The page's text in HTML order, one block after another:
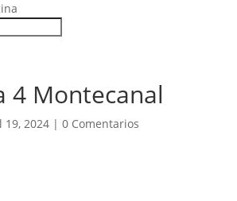
4 Montecanal
19, 2024| 0 Comentarios